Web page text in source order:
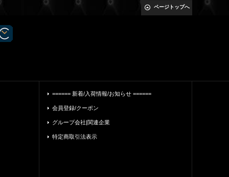
ページトップへ
====== 新着/入荷情報/お知らせ ======
会員登録/クーポン
グループ会社|関連企業
特定商取引法表示